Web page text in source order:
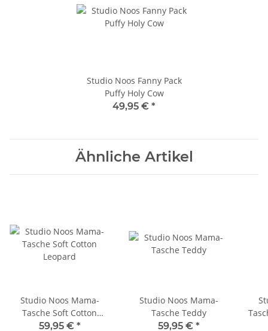
Studio Noos Fanny Pack
Puffy Holy Cow
49,95 € *
Ähnliche Artikel
Studio Noos Mama-
Tasche Soft Cotton
Leopard
59,95 € *
Studio Noos Mama-
Tasche Teddy
59,95 € *